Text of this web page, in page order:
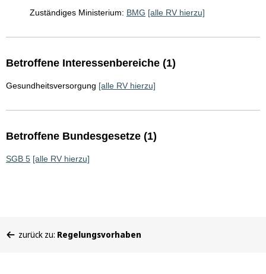
Zuständiges Ministerium: BMG [alle RV hierzu]
Betroffene Interessenbereiche (1)
Gesundheitsversorgung [alle RV hierzu]
Betroffene Bundesgesetze (1)
SGB 5 [alle RV hierzu]
befinden
zurück zu: Regelungsvorhaben